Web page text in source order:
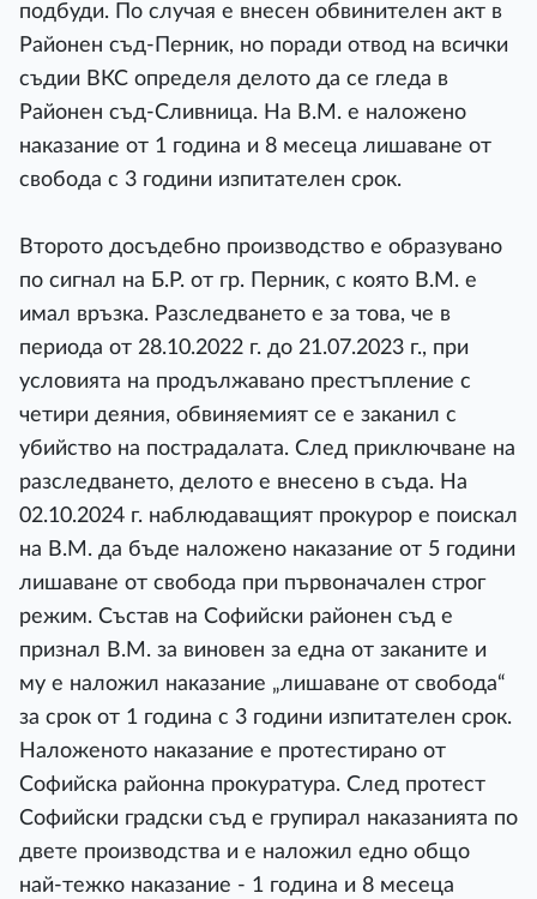
подбуди. По случая е внесен обвинителен акт в
Районен съд-Перник, но поради отвод на всички
съдии ВКС определя делото да се гледа в
Районен съд-Сливница. На В.М. е наложено
наказание от 1 година и 8 месеца лишаване от
свобода с 3 години изпитателен срок.
Второто досъдебно производство е образувано
по сигнал на Б.Р. от гр. Перник, с която В.М. е
имал връзка. Разследването е за това, че в
периода от 28.10.2022 г. до 21.07.2023 г., при
условията на продължавано престъпление с
четири деяния, обвиняемият се е заканил с
убийство на пострадалата. След приключване на
разследването, делото е внесено в съда. На
02.10.2024 г. наблюдаващият прокурор е поискал
на В.М. да бъде наложено наказание от 5 години
лишаване от свобода при първоначален строг
режим. Състав на Софийски районен съд е
признал В.М. за виновен за една от заканите и
му е наложил наказание „лишаване от свобода“
за срок от 1 година с 3 години изпитателен срок.
Наложеното наказание е протестирано от
Софийска районна прокуратура. След протест
Софийски градски съд е групирал наказанията по
двете производства и е наложил едно общо
най-тежко наказание - 1 година и 8 месеца